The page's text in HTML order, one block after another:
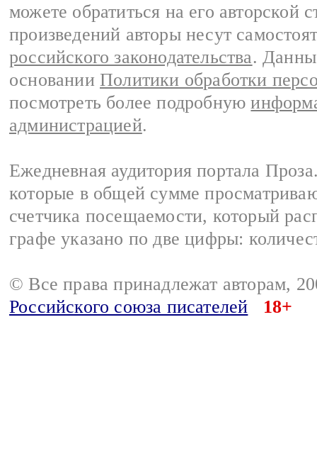
можете обратиться на его авторской
произведений авторы несут
российского законодательства.
основании Политики обработки
посмотреть более подробную
администрацией.
Ежедневная аудитория портала
которые в общей сумме
счетчика посещаемости, который
графе указано по две цифры:
© Все права принадлежат авторам,
Российского союза писателей
18+